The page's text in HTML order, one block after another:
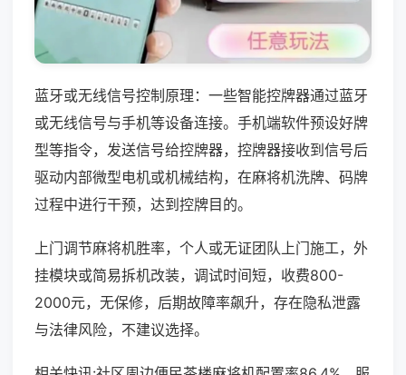
蓝牙或无线信号控制原理：一些智能控牌器通过蓝牙
或无线信号与手机等设备连接。手机端软件预设好牌
型等指令，发送信号给控牌器，控牌器接收到信号后
驱动内部微型电机或机械结构，在麻将机洗牌、码牌
过程中进行干预，达到控牌目的。
上门调节麻将机胜率，个人或无证团队上门施工，外
挂模块或简易拆机改装，调试时间短，收费800-
2000元，无保修，后期故障率飙升，存在隐私泄露
与法律风险，不建议选择。